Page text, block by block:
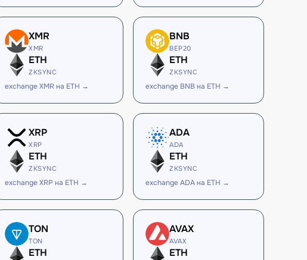
XMR
XMR
ETH
ZKSYNC
exchange XMR на ETH →
BNB
BEP20
ETH
ZKSYNC
exchange BNB на ETH →
XRP
XRP
ETH
ZKSYNC
exchange XRP на ETH →
ADA
ADA
ETH
ZKSYNC
exchange ADA на ETH →
TON
TON
ETH
AVAX
AVAX
ETH